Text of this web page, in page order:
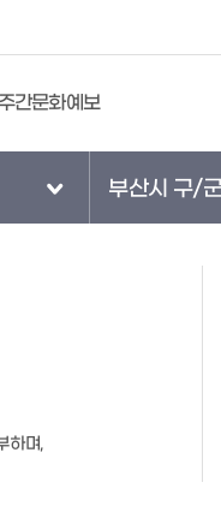
주간문화예보
부산시 구/
하며,